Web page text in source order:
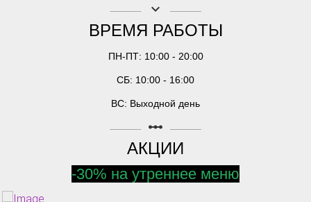
keyboard_arrow_down
ВРЕМЯ РАБОТЫ
ПН-ПТ: 10:00 - 20:00
СБ: 10:00 - 16:00
ВС: Выходной день
linear_scale
АКЦИИ
-30% на утреннее меню